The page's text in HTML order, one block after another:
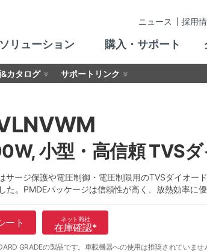
ニュース 採用
ソリューション 購入・サポート
カタログ サポートリンク
小型・高信頼 TVS
サージ保護や電圧制御・電圧制限用のTVSダイオー
た。PMDEパッケージは信頼性が高く、放熱効率に優
ート ネット商社
在庫確認*
GRADEの製品です。 車載機器への使用は推奨されていませ